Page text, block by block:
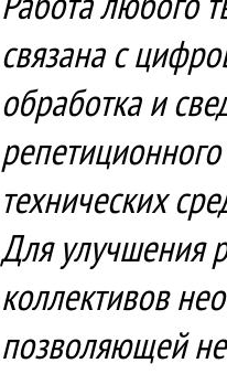
связана с
обработка и
технических
Для улучшения
коллективов
позволяющей не